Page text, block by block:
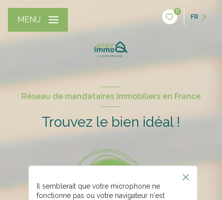
0
FR
MENU
Réseau de mandataires immobiliers en France
Trouvez le bien idéal !
Il semblerait que votre microphone ne
fonctionne pas ou votre navigateur n'est